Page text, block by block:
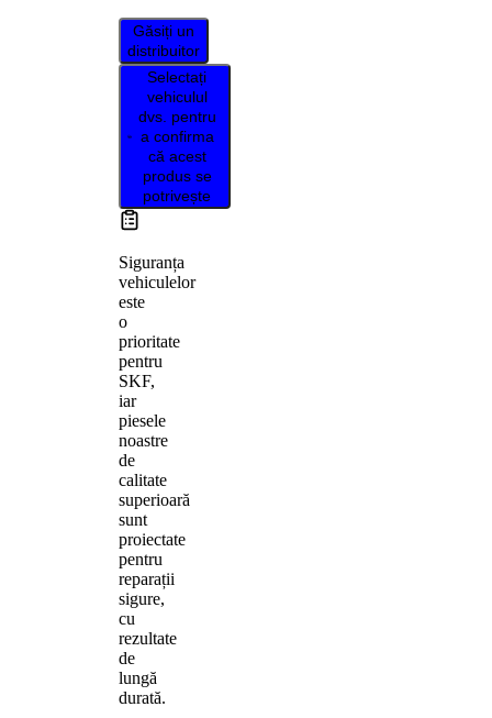
Găsiți un
distribuitor
Selectați
vehiculul
dvs. pentru
a confirma
că acest
produs se
potrivește
Siguranța
vehiculelor
este
o
prioritate
pentru
SKF,
iar
piesele
noastre
de
calitate
superioară
sunt
proiectate
pentru
reparații
sigure,
cu
rezultate
de
lungă
durată.